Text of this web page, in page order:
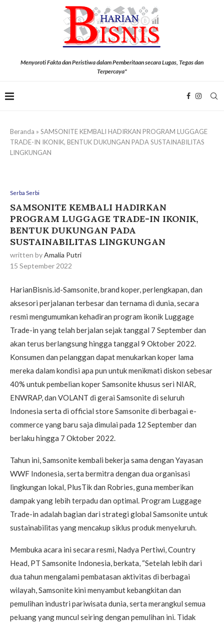
Menyoroti Fakta dan Peristiwa dalam Pemberitaan secara Lugas, Tegas dan
Terpercaya"
Beranda » SAMSONITE KEMBALI HADIRKAN PROGRAM LUGGAGE
TRADE-IN IKONIK, BENTUK DUKUNGAN PADA SUSTAINABILITAS
LINGKUNGAN
Serba Serbi
SAMSONITE KEMBALI HADIRKAN
PROGRAM LUGGAGE TRADE-IN IKONIK,
BENTUK DUKUNGAN PADA
SUSTAINABILITAS LINGKUNGAN
written byAmalia Putri
15 September 2022
HarianBisnis.id-Samsonite, brand koper, perlengkapan, dan
aksesori perjalanan terbesar dan ternama di dunia, secara
resmi mengumumkan kehadiran program ikonik Luggage
Trade-in yang telah berjalan sejak tanggal 7 September dan
akan terus berlangsung hingga tanggal 9 Oktober 2022.
Konsumen dan pelanggan dapat menukarkan koper lama
mereka dalam kondisi apa pun untuk menikmati diskon sebesar
40% untuk pembelian koper Samsonite khusus seri NIAR,
ENWRAP, dan VOLANT di gerai Samsonite di seluruh
Indonesia serta di official store Samsonite di berbagai e-
commerce yang baru saja dimulai pada 12 September dan
berlaku hingga 7 Oktober 2022.
Tahun ini, Samsonite kembali bekerja sama dengan Yayasan
WWF Indonesia, serta bermitra dengan dua organisasi
lingkungan lokal, PlusTik dan Robries, guna memberikan
dampak yang lebih terpadu dan optimal. Program Luggage
Trade-in adalah bagian dari strategi global Samsonite untuk
sustainabilitas yang mencakup siklus produk menyeluruh.
Membuka acara ini secara resmi, Nadya Pertiwi, Country
Head, PT Samsonite Indonesia, berkata, “Setelah lebih dari
dua tahun mengalami pembatasan aktivitas di berbagai
wilayah, Samsonite kini menyambut kebangkitan dan
pemulihan industri pariwisata dunia, serta merangkul semua
peluang yang muncul seiring dengan pemulihan ini. Tidak